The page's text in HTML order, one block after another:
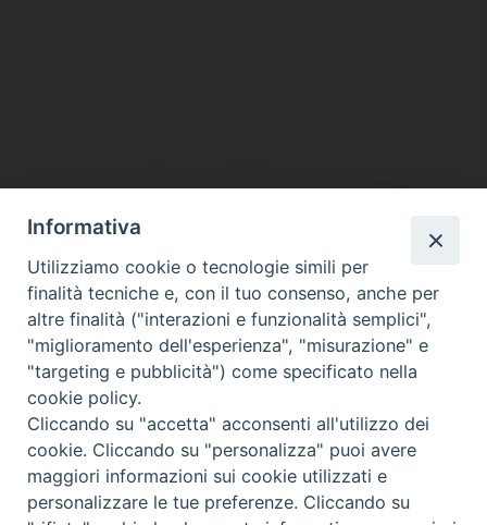
DIOCESI SUBURBICARIA DI ALBANO
Contatti:Tel.: 06.93268401 - Fax.: 06.9323844
E-mail:curia@diocesidialbano.it
Orari: dal Lunedì al Venerdì Ore: 9:00 - 13:00
Lunedì, Mercoledì e Venerdì, Ore 9:30 - 12:30
Informativa
Utilizziamo cookie o tecnologie simili per
finalità tecniche e, con il tuo consenso, anche per
altre finalità ("interazioni e funzionalità semplici",
"miglioramento dell'esperienza", "misurazione" e
"targeting e pubblicità") come specificato nella
cookie policy.
Cliccando su "accetta" acconsenti all'utilizzo dei
cookie. Cliccando su "personalizza" puoi avere
maggiori informazioni sui cookie utilizzati e
personalizzare le tue preferenze. Cliccando su